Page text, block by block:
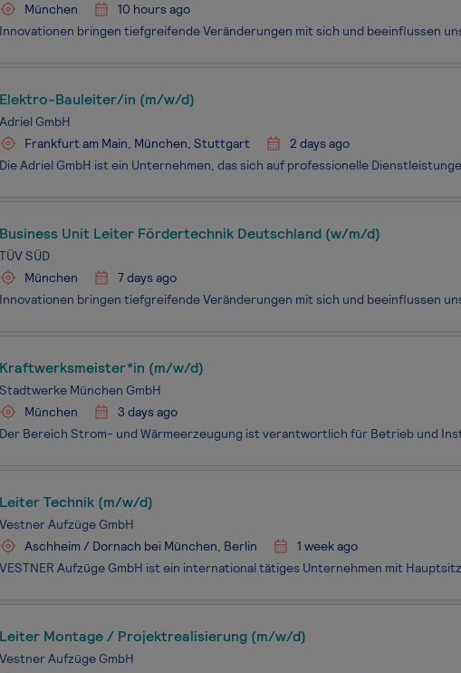
München
10 hours ago
Elektro-Bauleiter/in (m/w/d)
Adriel GmbH
Frankfurt am Main, München, Stuttgart
2 days ago
Business Unit Leiter Fördertechnik Deutschland (w/m/d)
TÜV SÜD
München
7 days ago
Kraftwerksmeister*in (m/w/d)
Stadtwerke München GmbH
München
3 days ago
Leiter Technik (m/w/d)
Vestner Aufzüge GmbH
Aschheim / Dornach bei München, Berlin
1 week ago
Leiter Montage / Projektrealisierung (m/w/d)
Vestner Aufzüge GmbH